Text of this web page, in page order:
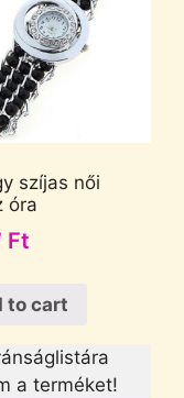
szíjas női
óra
Ft
to cart
a terméket!